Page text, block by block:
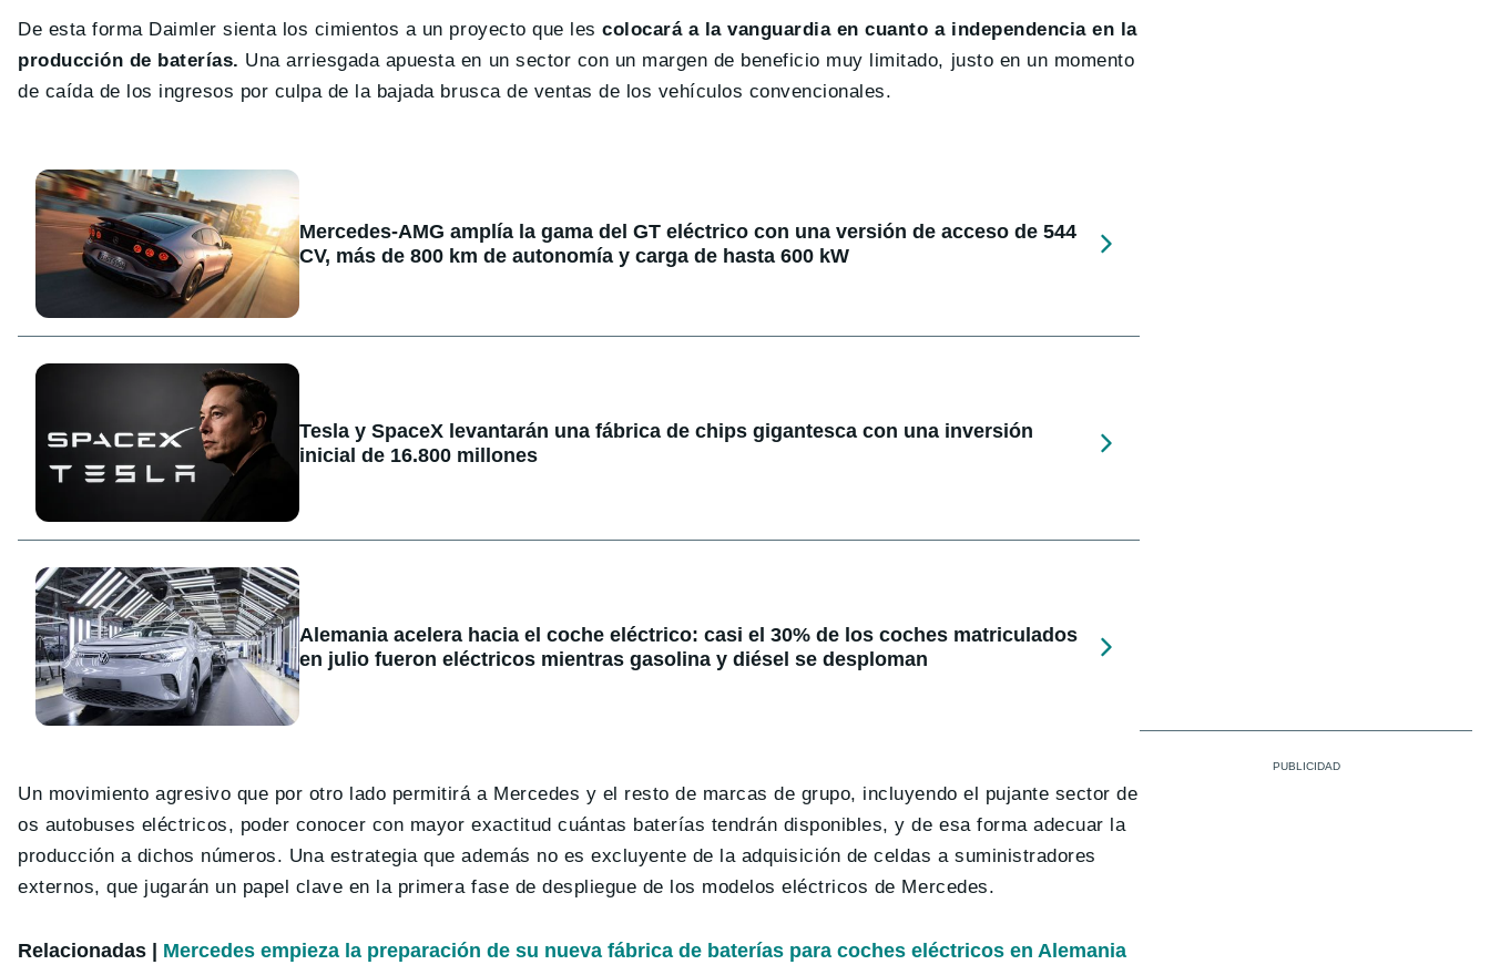
De esta forma Daimler sienta los cimientos a un proyecto que lescolocará a la vanguardia en cuanto a independencia en la
producción de baterías. Una arriesgada apuesta en un sector con un margen de beneficio muy limitado, justo en un momento
de caída de los ingresos por culpa de la bajada brusca de ventas de los vehículos convencionales.
Mercedes-AMG amplía la gama del GT eléctrico con una versión de acceso de 544
CV, más de 800 km de autonomía y carga de hasta 600 kW
Tesla y SpaceX levantarán una fábrica de chips gigantesca con una inversión
inicial de 16.800 millones
Alemania acelera hacia el coche eléctrico: casi el 30% de los coches matriculados
en julio fueron eléctricos mientras gasolina y diésel se desploman
Un movimiento agresivo que por otro lado permitirá a Mercedes y el resto de marcas de grupo, incluyendo el pujante sector de
os autobuses eléctricos, poder conocer con mayor exactitud cuántas baterías tendrán disponibles, y de esa forma adecuar la
producción a dichos números. Una estrategia que además no es excluyente de la adquisición de celdas a suministradores
externos, que jugarán un papel clave en la primera fase de despliegue de los modelos eléctricos de Mercedes.
Relacionadas | Mercedes empieza la preparación de su nueva fábrica de baterías para coches eléctricos en Alemania